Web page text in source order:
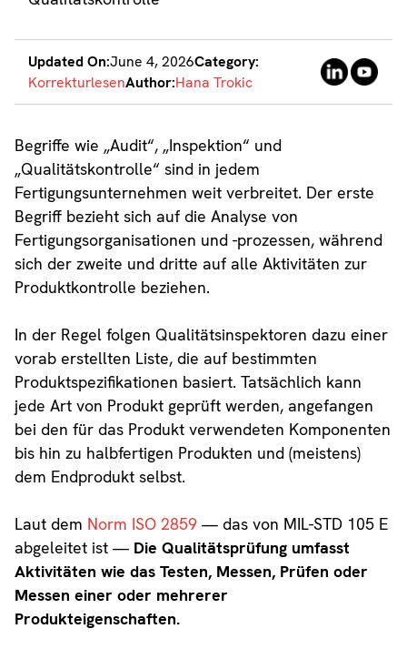
Updated On:June 4, 2026Category:
KorrekturlesenAuthor:Hana Trokic
Begriffe wie „Audit“, „Inspektion“ und
„Qualitätskontrolle“ sind in jedem
Fertigungsunternehmen weit verbreitet. Der erste
Begriff bezieht sich auf die Analyse von
Fertigungsorganisationen und -prozessen, während
sich der zweite und dritte auf alle Aktivitäten zur
Produktkontrolle beziehen.
In der Regel folgen Qualitätsinspektoren dazu einer
vorab erstellten Liste, die auf bestimmten
Produktspezifikationen basiert. Tatsächlich kann
jede Art von Produkt geprüft werden, angefangen
bei den für das Produkt verwendeten Komponenten
bis hin zu halbfertigen Produkten und (meistens)
dem Endprodukt selbst.
Laut dem Norm ISO 2859— das von MIL-STD 105 E
abgeleitet ist — Die Qualitätsprüfung umfasst
Aktivitäten wie das Testen, Messen, Prüfen oder
Messen einer oder mehrerer
Produkteigenschaften.